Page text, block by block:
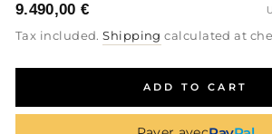
Regular
price
Sale
price
Regular
price
9.490,00 €
Tax included.Shipping calculated at
ADD TO CART